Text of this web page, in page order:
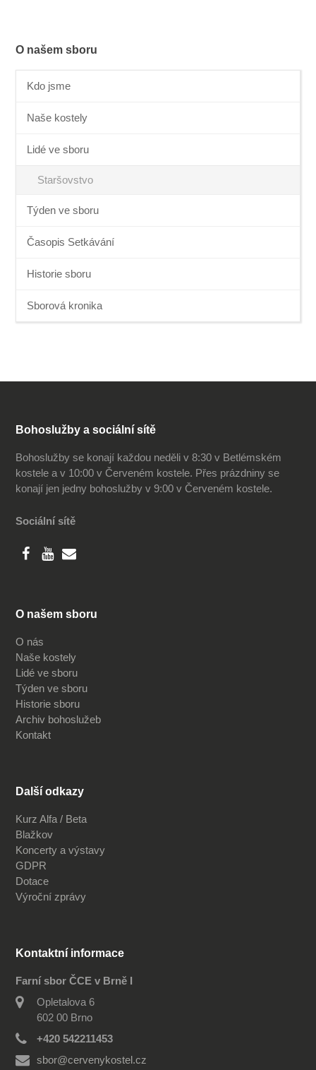
O našem sboru
Kdo jsme
Naše kostely
Lidé ve sboru
Staršovstvo
Týden ve sboru
Časopis Setkávání
Historie sboru
Sborová kronika
Bohoslužby a sociální sítě
Bohoslužby se konají každou neděli v 8:30 v Betlémském
kostele a v 10:00 v Červeném kostele. Přes prázdniny se
konají jen jedny bohoslužby v 9:00 v Červeném kostele.
Sociální sítě
O našem sboru
O nás
Naše kostely
Lidé ve sboru
Týden ve sboru
Historie sboru
Archiv bohoslužeb
Kontakt
Další odkazy
Kurz Alfa / Beta
Blažkov
Koncerty a výstavy
GDPR
Dotace
Výroční zprávy
Kontaktní informace
Farní sbor ČCE v Brně I
Opletalova 6
602 00 Brno
+420 542211453
sbor@cervenykostel.cz